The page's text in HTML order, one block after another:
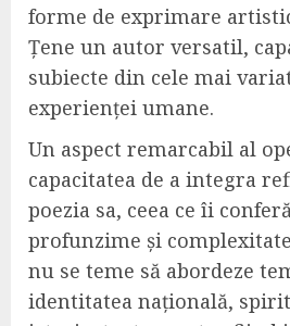
forme de exprimare
Țene un autor versatil,
subiecte din cele mai
experienței umane.
Un aspect remarcabil al
capacitatea de a integra
poezia sa, ceea ce îi
profunzime și
nu se teme să abordeze
identitatea națională,